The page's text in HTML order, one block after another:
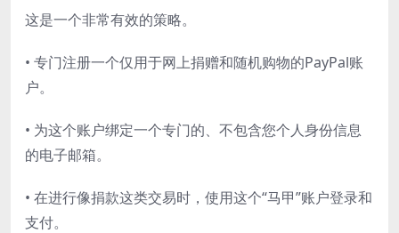
这是一个非常有效的策略。
• 专门注册一个仅用于网上捐赠和随机购物的PayPal账
户。
• 为这个账户绑定一个专门的、不包含您个人身份信息
的电子邮箱。
• 在进行像捐款这类交易时，使用这个“马甲”账户登录和
支付。